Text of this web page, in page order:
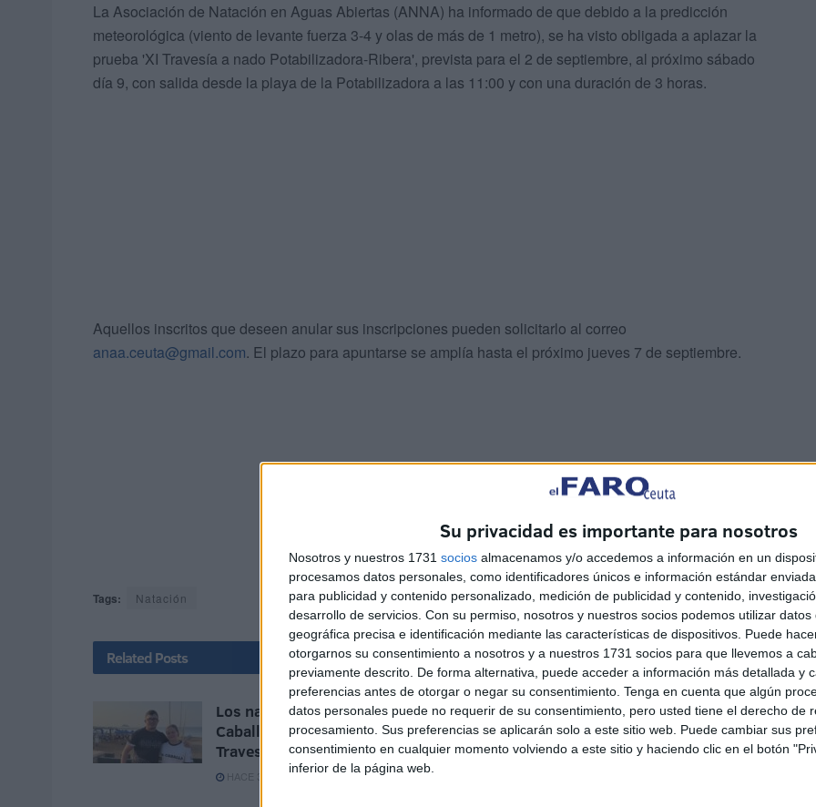
Su privacidad es importante para nosotros
Nosotros y nuestros 1731 socios almacenamos y/o accedemos a información en un
procesamos datos personales, como identificadores únicos e información estándar
para publicidad y contenido personalizado, medición de publicidad y contenido,
desarrollo de servicios. Con su permiso, nosotros y nuestros socios podemos utilizar datos
geográfica precisa e identificación mediante las características de dispositivos. Puede
otorgarnos su consentimiento a nosotros y a nuestros 1731 socios para que llevemos a
previamente descrito. De forma alternativa, puede acceder a información más detallada y
preferencias antes de otorgar o negar su consentimiento. Tenga en cuenta que algún
datos personales puede no requerir de su consentimiento, pero usted tiene el derecho de
procesamiento. Sus preferencias se aplicarán solo a este sitio web. Puede cambiar sus
consentimiento en cualquier momento volviendo a este sitio y haciendo clic en el botón
inferior de la página web.
La Asociación de Natación en Aguas Abiertas (ANNA) ha informado de que debido a la predicción
meteorológica (viento de levante fuerza 3-4 y olas de más de 1 metro), se ha visto obligada a aplazar la
prueba 'XI Travesía a nado Potabilizadora-Ribera', prevista para el 2 de septiembre, al próximo sábado
día 9, con salida desde la playa de la Potabilizadora a las 11:00 y con una duración de 3 horas.
Aquellos inscritos que deseen anular sus inscripciones pueden solicitarlo al correo
anaa.ceuta@gmail.com. El plazo para apuntarse se amplía hasta el próximo jueves 7 de septiembre.
Tags: Natación
Related Posts
Los nadadores del CN
Caballa destacan en la
Travesía de la isla
HACE 3 DÍAS
La Travesía a Nado Puerto de
Ceuta, el próximo 5 de
agosto